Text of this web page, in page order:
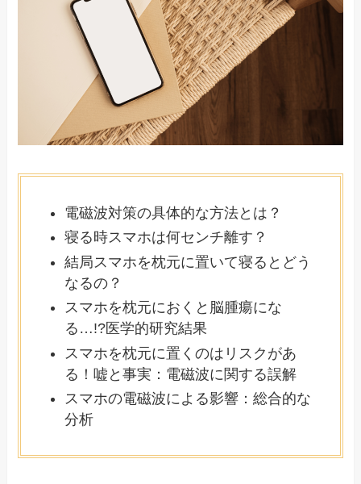
電磁波対策の具体的な方法とは？
寝る時スマホは何センチ離す？
結局スマホを枕元に置いて寝るとどう
なるの？
スマホを枕元におくと脳腫瘍にな
る…!?医学的研究結果
スマホを枕元に置くのはリスクがあ
る！嘘と事実：電磁波に関する誤解
スマホの電磁波による影響：総合的な
分析